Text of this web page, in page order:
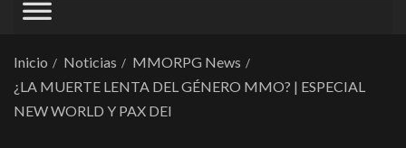
Inicio Noticias
MMORPG News
¿LA MUERTE LENTA DEL GÉNERO MMO? | ESPECIAL
NEW WORLD Y PAX DEI